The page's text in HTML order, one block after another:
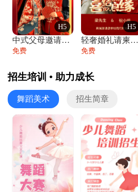
H5
中式父母邀请函婚礼结婚请柬请贴父母邀请方
免费
H5
轻奢婚礼请柬婚礼邀请函结婚照请帖
免费
招生培训 • 助力成长
舞蹈美术 招生简章